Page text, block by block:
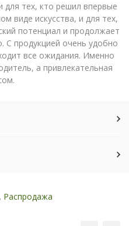
тех, кто решил впервые
виде искусства, и для тех,
потенциал и продолжает
С продукцией очень удобно
все ожидания. Именно
а привлекательная
, Распродажа